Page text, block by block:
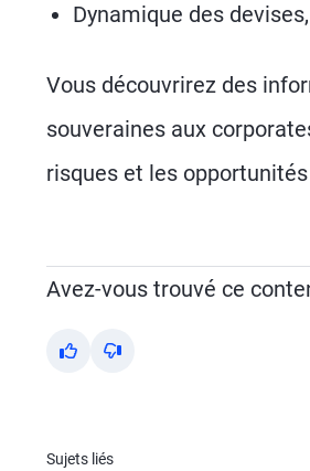
Dynamique des
Vous découvrirez des
souveraines aux
risques et les
Avez-vous trouvé ce
Yes No
Sujets liés